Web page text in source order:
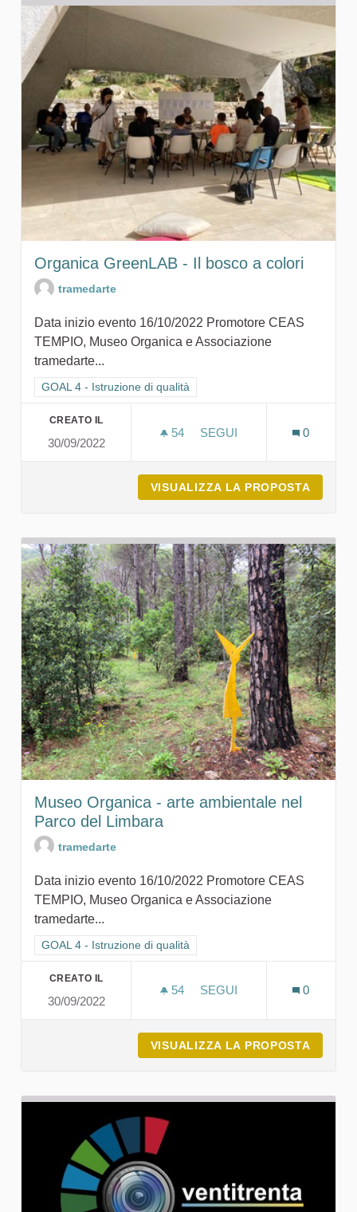
Organica GreenLAB - Il bosco a colori
tramedarte
Data inizio evento 16/10/2022 Promotore CEAS
TEMPIO, Museo Organica e Associazione
tramedarte...
Filtra i risultati per categoria: GOAL 4 - Istruzione di qualità
GOAL 4 - Istruzione di qualità
CREATO IL
30/09/2022
54 54 SOSTENITORI
SEGUI
0
VISUALIZZA LA PROPOSTA
Museo Organica - arte ambientale nel
Parco del Limbara
tramedarte
Data inizio evento 16/10/2022 Promotore CEAS
TEMPIO, Museo Organica e Associazione
tramedarte...
Filtra i risultati per categoria: GOAL 4 - Istruzione di qualità
GOAL 4 - Istruzione di qualità
CREATO IL
30/09/2022
54 54 SOSTENITORI
SEGUI
0
VISUALIZZA LA PROPOSTA